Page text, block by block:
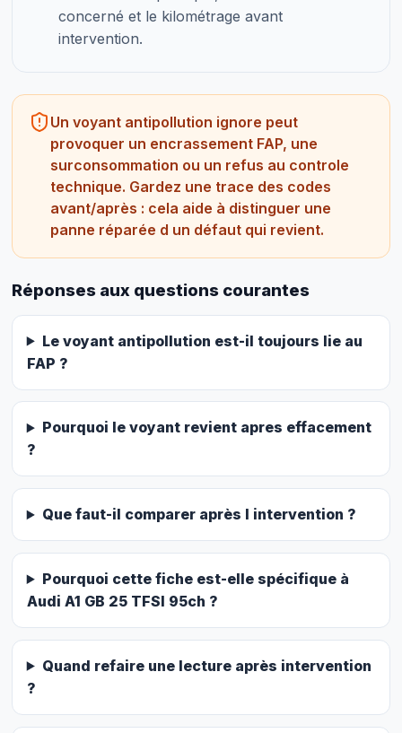
concerné et le kilométrage avant
intervention.
Un voyant antipollution ignore peut
provoquer un encrassement FAP, une
surconsommation ou un refus au controle
technique. Gardez une trace des codes
avant/après : cela aide à distinguer une
panne réparée d un défaut qui revient.
Réponses aux questions courantes
Le voyant antipollution est-il toujours lie au
FAP ?
Pourquoi le voyant revient apres effacement
?
Que faut-il comparer après l intervention ?
Pourquoi cette fiche est-elle spécifique à
Audi A1 GB 25 TFSI 95ch ?
Quand refaire une lecture après intervention
?